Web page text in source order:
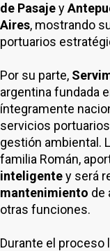
de Pasajey
Aires, mostrando
portuarios
Por su parte,
argentina fundada
íntegramente
servicios
gestión ambiental.
familia Román,
inteligentey será
mantenimiento de
otras funciones.
Durante el proceso